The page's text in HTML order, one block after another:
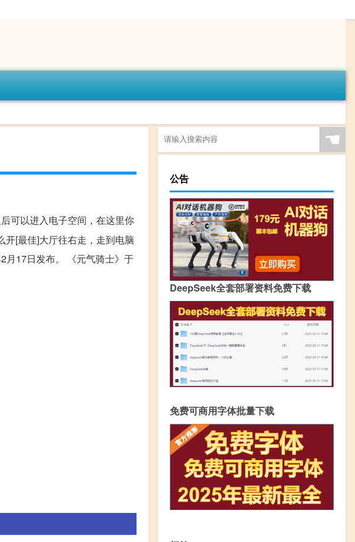
可以进入电子空间，在这里你
[最佳]大厅往右走，走到电脑
月17日发布。 《元气骑士》于
☚
公告
DeepSeek全套部署资料免费下载
免费可商用字体批量下载